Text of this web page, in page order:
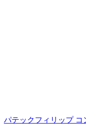
パテックフィリップ コ